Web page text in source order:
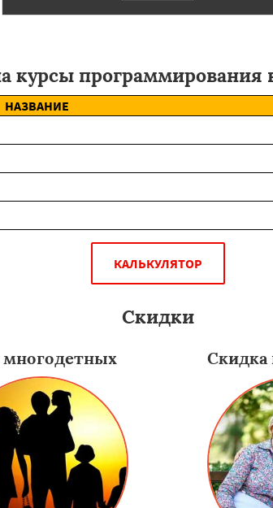
курсы программирования
НАЗВАНИЕ
КАЛЬКУЛЯТОР
Скидки
Скидка